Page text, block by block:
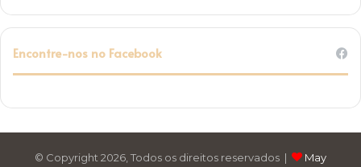
Encontre-nos no Facebook
© Copyright 2026, Todos os direitos reservados | May